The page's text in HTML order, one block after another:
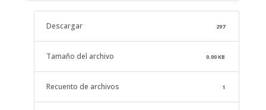
Descargar 297
Tamaño del archivo 0.00 KB
Recuento de archivos 1